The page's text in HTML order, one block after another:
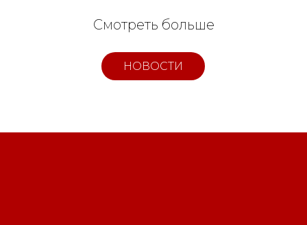
НОВОСТИ
Смотреть больше
Свидетельство о